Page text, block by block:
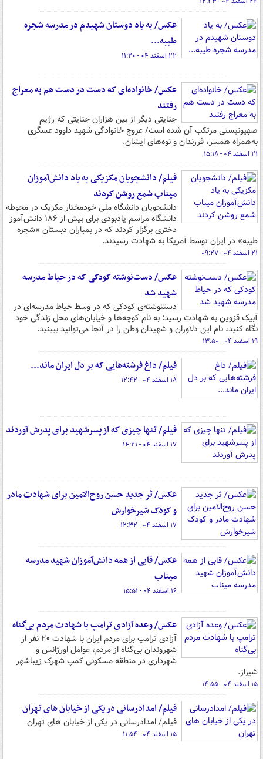
عکس/ به یاد دوستان شهیدم در مدرسه شجره
طیبه...
۲۲ اسفند ۰۴ - ۱۱:۲۰
عکس/ خانواده‌ای که دست در دست هم به معراج
رفتند
جنایتی دیگر از بین هزاران جنایتی که رژیم
صهیونیستی مرتکب آن شده است/ عروج خانوادگی شهید داوود عسگری
به‌همراه همسر، فرزندان و نوه‌های ایشان.
۲۱ اسفند ۰۴ - ۱۵:۱۸
فیلم/ دانشجویان مکزیکی به یاد دانش‌آموزان
میناب شمع روشن کردند
دانشجویان دانشگاه ملی خودمختار مکزیک در محوطه
دانشگاه مراسم یادبودی برای بیش از ۱۸۶ دانش‌آموز
دختری برگزار کردند که در بمباران دبستان «شجره
طیبه» در ایران توسط آمریکا به شهادت رسیدند.
۲۱ اسفند ۰۴ - ۰۹:۲۷
عکس/ دست‌نوشته‌ کودکی که در حیاط مدرسه‌
شهید شد
دستنوشته‌ی کودکی که در وسط حیاط مدرسه‌ای در
آبیک قزوین به شهادت رسید: به نام کوچه‌ها و خیابان‌های محل زندگی خود
نگاه کنید، نام این دلاوران و شهیدان وطن را در آنجا می‌توانید ببینید.
۱۹ اسفند ۰۴ - ۱۳:۵۰
فیلم/ داغ فرشته‌هایی که بر دل ایران ماند...
۱۸ اسفند ۰۴ - ۱۲:۴۲
فیلم/ تنها چیزی که از پسرشهید برای پدرش آوردند
۱۷ اسفند ۰۴ - ۱۴:۲۱
عکس/ ثر جدید حسن روح‌الامین برای شهادت مادر
و کودک شیرخوارش
۱۷ اسفند ۰۴ - ۱۲:۳۲
عکس/ قابی از همه دانش‌آموزان شهید مدرسه
میناب
۱۶ اسفند ۰۴ - ۱۵:۵۱
عکس/ وعده آزادی ترامپ با شهادت مردم بی‌گناه
آزادی ترامپ برای مردم ایران با شهادت ۲۰ نفر از
شهروندان بی‌گناه از مردم، عوامل اورژانس و
شهرداری در منطقه مسکونی کمپ شهرک زیباشهر
شیراز.
۱۵ اسفند ۰۴ - ۱۴:۵۵
فیلم/ امدادرسانی در یکی از خیابان های تهران
فیلم/ امدادرسانی در یکی از خیابان های تهران
۱۵ اسفند ۰۴ - ۱۱:۵۴